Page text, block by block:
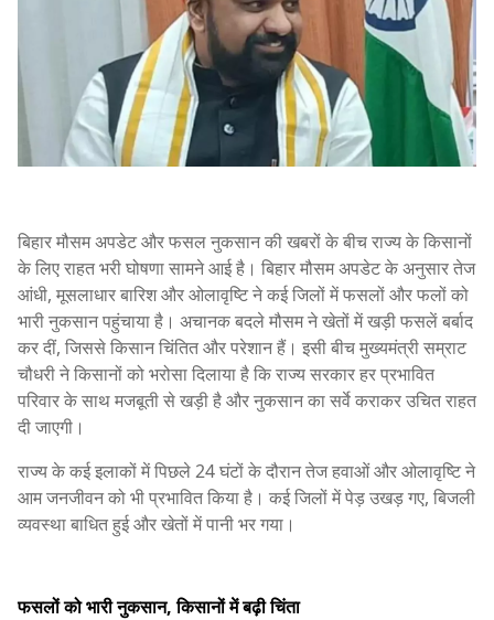
बिहार मौसम अपडेट और फसल नुकसान की खबरों के बीच राज्य के किसानों
के लिए राहत भरी घोषणा सामने आई है। बिहार मौसम अपडेट के अनुसार तेज
आंधी, मूसलाधार बारिश और ओलावृष्टि ने कई जिलों में फसलों और फलों को
भारी नुकसान पहुंचाया है। अचानक बदले मौसम ने खेतों में खड़ी फसलें बर्बाद
कर दीं, जिससे किसान चिंतित और परेशान हैं। इसी बीच मुख्यमंत्री सम्राट
चौधरी ने किसानों को भरोसा दिलाया है कि राज्य सरकार हर प्रभावित
परिवार के साथ मजबूती से खड़ी है और नुकसान का सर्वे कराकर उचित राहत
दी जाएगी।
राज्य के कई इलाकों में पिछले 24 घंटों के दौरान तेज हवाओं और ओलावृष्टि ने
आम जनजीवन को भी प्रभावित किया है। कई जिलों में पेड़ उखड़ गए, बिजली
व्यवस्था बाधित हुई और खेतों में पानी भर गया।
फसलों को भारी नुकसान, किसानों में बढ़ी चिंता